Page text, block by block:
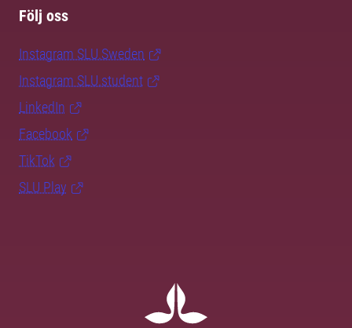
Följ oss
Instagram SLU.Sweden
Instagram SLU.student
LinkedIn
Facebook
TikTok
SLU Play